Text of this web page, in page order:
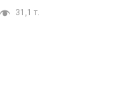
31,1 т.